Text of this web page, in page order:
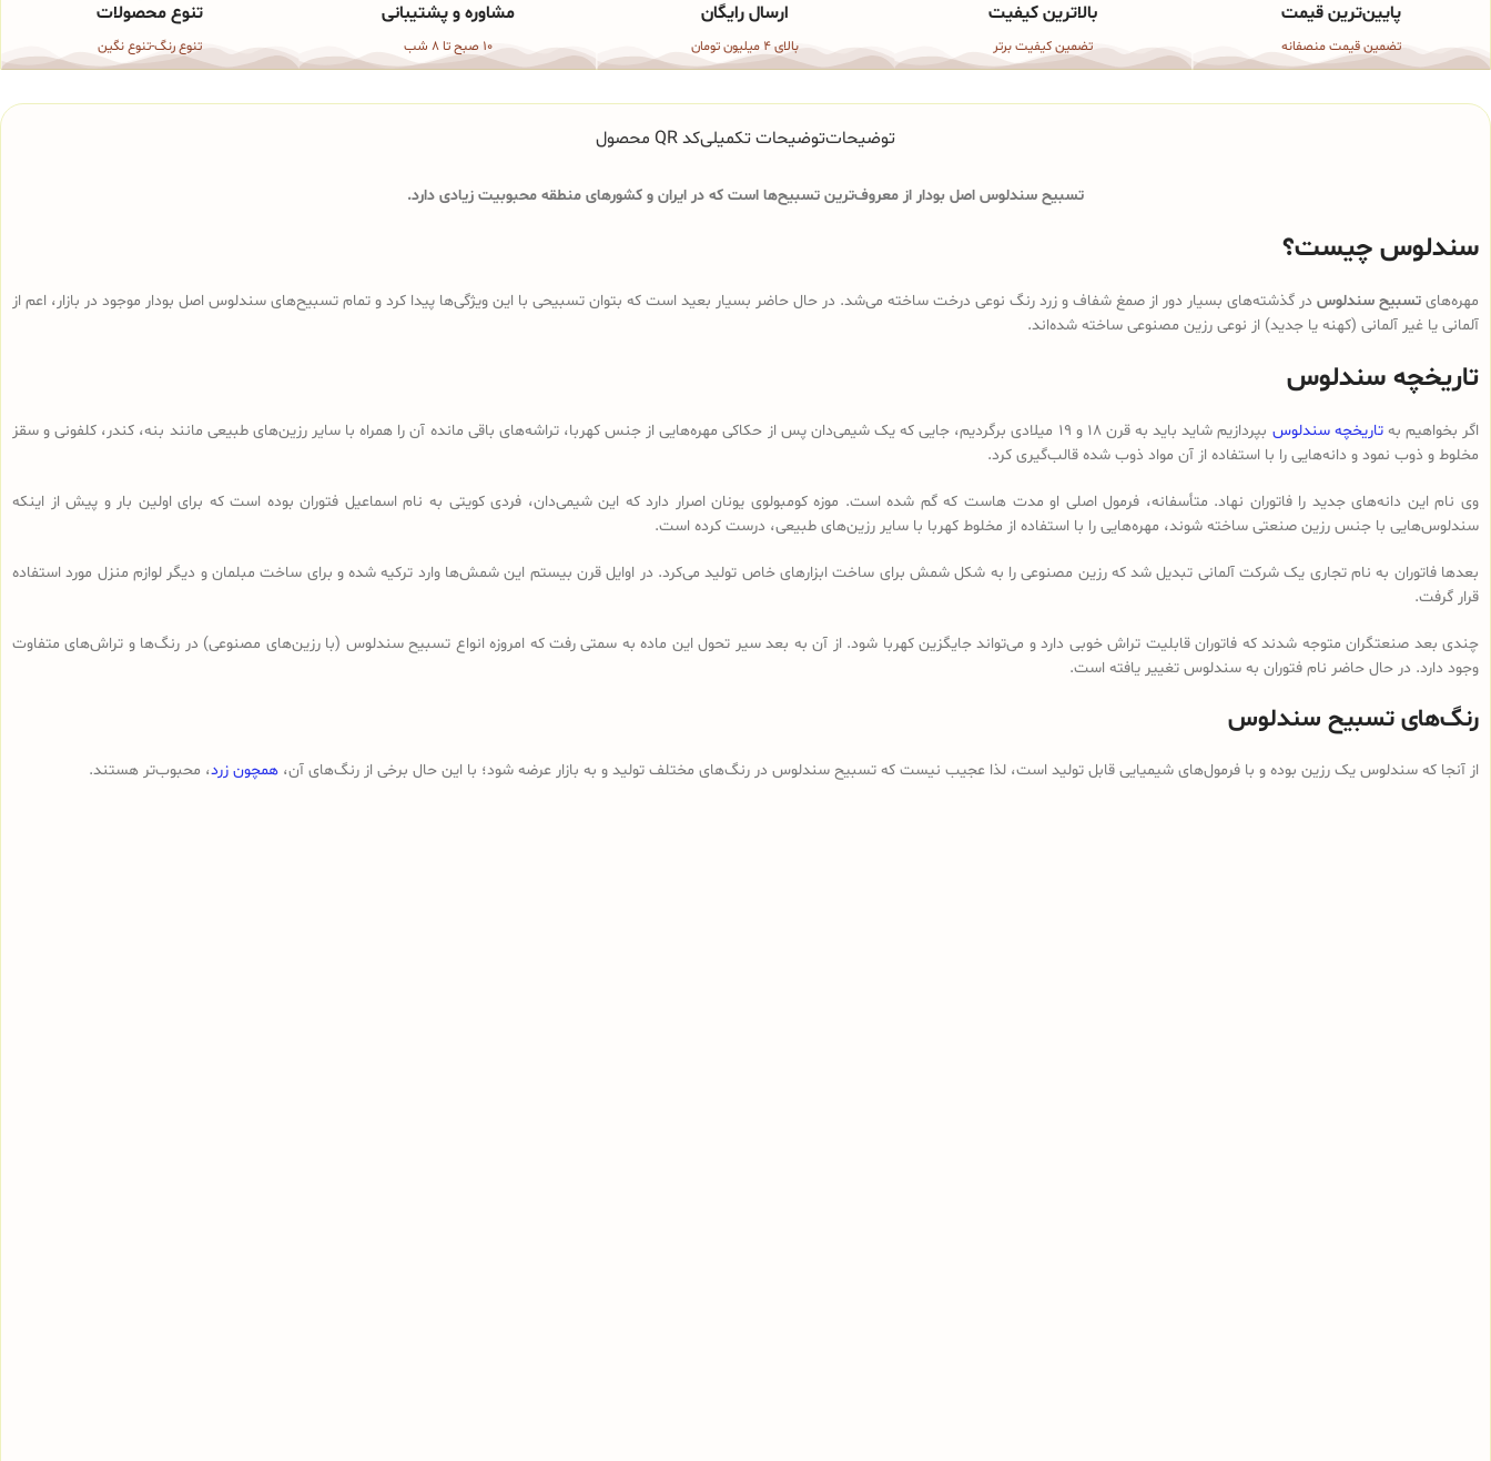
پایین‌ترین قیمت
تضمین قیمت منصفانه
بالاترین کیفیت
تضمین کیفیت برتر
ارسال رایگان
بالای 4 میلیون تومان
مشاوره و پشتیبانی
10 صبح تا 8 شب
تنوع محصولات
تنوع رنگ-تنوع نگین
توضیحاتتوضیحات تکمیلیکد QR محصول
تسبیح سندلوس اصل بودار از معروف‌ترین تسبیح‌ها است که در ایران و کشورهای منطقه محبوبیت زیادی دارد.
سندلوس چیست؟
مهره‌های تسبیح سندلوس در گذشته‌های بسیار دور از صمغ شفاف و زرد رنگ نوعی درخت ساخته می‌شد. در حال حاضر بسیار بعید است که بتوان تسبیحی با این ویژگی‌ها پیدا کرد و تمام تسبیح‌های سندلوس‌ اصل بودار موجود در بازار، اعم از
آلمانی یا غیر آلمانی (کهنه یا جدید) از نوعی رزین مصنوعی ساخته شده‌اند.
تاریخچه سندلوس
اگر بخواهیم بهتاریخچه سندلوس
بپردازیم شاید باید به قرن 18 و 19 میلادی برگردیم، جایی که یک شیمی‌دان پس از حکاکی مهره‌هایی از جنس کهربا، تراشه‌های باقی مانده آن را همراه با سایر رزین‌های طبیعی مانند بنه، کندر، کلفونی و سقز
مخلوط و ذوب نمود و دانه‌هایی را با استفاده از آن مواد ذوب شده قالب‌گیری کرد.
وی نام این دانه‌های جدید را فاتوران نهاد. متأسفانه، فرمول اصلی او مدت هاست که گم شده است. موزه کومبولوی یونان اصرار دارد که این شیمی‌دان، فردی کویتی به نام اسماعیل فتوران بوده است که برای اولین بار و پیش از اینکه
سندلوس‌هایی با جنس رزین صنعتی ساخته شوند، مهره‌هایی را با استفاده از مخلوط کهربا با سایر رزین‌های طبیعی، درست کرده است.
بعدها فاتوران به نام تجاری یک شرکت آلمانی تبدیل شد که رزین مصنوعی را به شکل شمش برای ساخت ابزارهای خاص تولید می‌کرد. در اوایل قرن بیستم این شمش‌ها وارد ترکیه شده و برای ساخت مبلمان و دیگر لوازم منزل مورد استفاده
قرار گرفت.
چندی بعد صنعتگران متوجه شدند که فاتوران قابلیت تراش خوبی دارد و می‌تواند جایگزین کهربا شود. از آن به بعد سیر تحول این ماده به سمتی رفت که امروزه انواع تسبیح‌ سندلوس (با رزین‌های مصنوعی) در رنگ‌ها و تراش‌های متفاوت
وجود دارد. در حال حاضر نام فتوران به سندلوس تغییر یافته است.
رنگ‌های تسبیح سندلوس
از آنجا که سندلوس یک رزین بوده و با فرمول‌های شیمیایی قابل تولید است، لذا عجیب نیست که تسبیح سندلوس در رنگ‌های مختلف تولید و به بازار عرضه شود؛ با این حال برخی از رنگ‌های آن، همچون زرد، محبوب‌تر هستند.